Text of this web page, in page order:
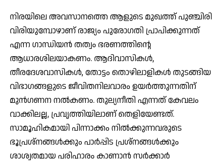
നിരയിലെ അവസാനത്തെ ആളുടെ മുഖത്ത് പുഞ്ചിരി
വിരിയുമ്പോഴാണ് രാജ്യം പുരോഗതി പ്രാപിക്കുന്നത്
എന്ന ഗാന്ധിയൻ തത്വം ഭരണത്തിന്റെ
ആധാരശിലയാകണം. ആദിവാസികൾ,
തീരദേശവാസികൾ, തോട്ടം തൊഴിലാളികൾ തുടങ്ങിയ
വിഭാഗങ്ങളുടെ ജീവിതനിലവാരം ഉയർത്തുന്നതിന്
മുൻഗണന നൽകണം. തുല്യനീതി എന്നത് കേവലം
വാക്കിലല്ല, പ്രവൃത്തിയിലാണ് തെളിയേണ്ടത്.
സാമൂഹികമായി പിന്നാക്കം നിൽക്കുന്നവരുടെ
ഭൂപ്രശ്നങ്ങൾക്കും പാർപ്പിട പ്രശ്നങ്ങൾക്കും
ശാശ്വതമായ പരിഹാരം കാണാൻ സർക്കാർ